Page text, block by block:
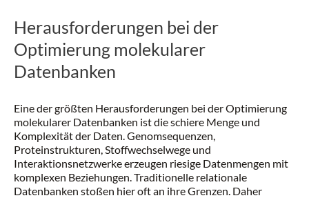
Herausforderungen bei der
Optimierung molekularer
Datenbanken
Eine der größten Herausforderungen bei der Optimierung
molekularer Datenbanken ist die schiere Menge und
Komplexität der Daten. Genomsequenzen,
Proteinstrukturen, Stoffwechselwege und
Interaktionsnetzwerke erzeugen riesige Datenmengen mit
komplexen Beziehungen. Traditionelle relationale
Datenbanken stoßen hier oft an ihre Grenzen. Daher